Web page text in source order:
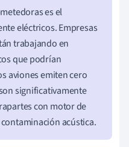
es el
eléctricos. Empresas
trabajando en
que podrían
aviones emiten cero
significativamente
con motor de
acústica.